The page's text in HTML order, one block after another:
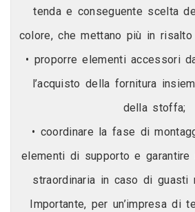
tenda e conseguente scelta
colore, che mettano più in
• proporre elementi accessori
l’acquisto della fornitura
della stoffa;
• coordinare la fase di
elementi di supporto e garantire
straordinaria in caso di guasti
Importante, per un’impresa di